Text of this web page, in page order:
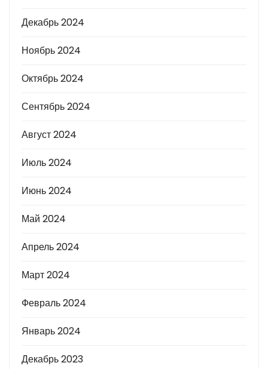
Декабрь 2024
Ноябрь 2024
Октябрь 2024
Сентябрь 2024
Август 2024
Июль 2024
Июнь 2024
Май 2024
Апрель 2024
Март 2024
Февраль 2024
Январь 2024
Декабрь 2023